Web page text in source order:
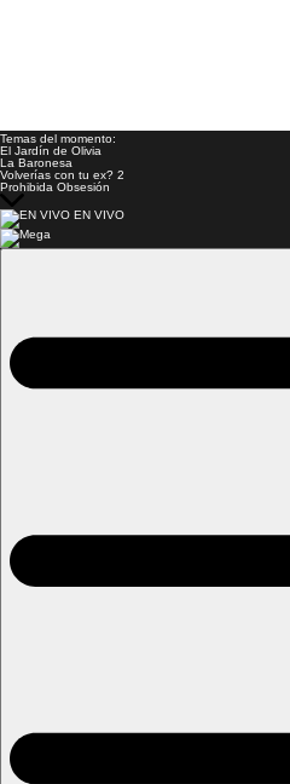
Temas del momento:
El Jardín de Olivia
La Baronesa
Volverías con tu ex? 2
Prohibida Obsesión
EN VIVO